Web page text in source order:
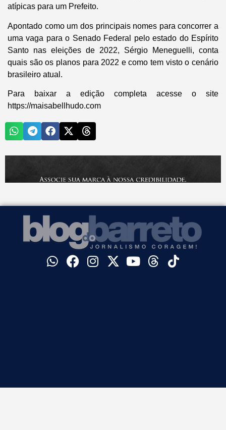
atípicas para um Prefeito.
Apontado como um dos principais nomes para concorrer a
uma vaga para o Senado Federal pelo estado do Espírito
Santo nas eleições de 2022, Sérgio Meneguelli, conta
quais são os planos para 2022 e como tem visto o cenário
brasileiro atual.
Para baixar a edição completa acesse o site
https://maisabellhudo.com